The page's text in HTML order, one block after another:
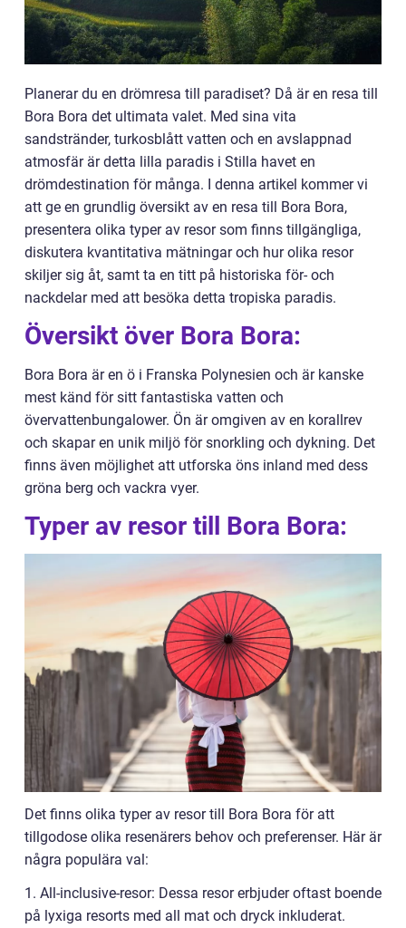
Planerar du en drömresa till paradiset? Då är en resa till
Bora Bora det ultimata valet. Med sina vita
sandstränder, turkosblått vatten och en avslappnad
atmosfär är detta lilla paradis i Stilla havet en
drömdestination för många. I denna artikel kommer vi
att ge en grundlig översikt av en resa till Bora Bora,
presentera olika typer av resor som finns tillgängliga,
diskutera kvantitativa mätningar och hur olika resor
skiljer sig åt, samt ta en titt på historiska för- och
nackdelar med att besöka detta tropiska paradis.
Översikt över Bora Bora:
Bora Bora är en ö i Franska Polynesien och är kanske
mest känd för sitt fantastiska vatten och
övervattenbungalower. Ön är omgiven av en korallrev
och skapar en unik miljö för snorkling och dykning. Det
finns även möjlighet att utforska öns inland med dess
gröna berg och vackra vyer.
Typer av resor till Bora Bora:
Det finns olika typer av resor till Bora Bora för att
tillgodose olika resenärers behov och preferenser. Här är
några populära val:
1. All-inclusive-resor: Dessa resor erbjuder oftast boende
på lyxiga resorts med all mat och dryck inkluderat.